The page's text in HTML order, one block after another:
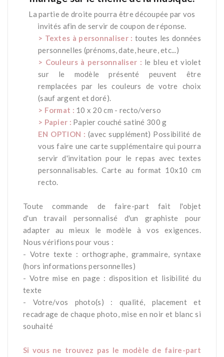
La partie de droite pourra être découpée par vos
invités afin de servir de coupon de réponse.
> Textes à personnaliser : toutes les données
personnelles (prénoms, date, heure, etc...)
> Couleurs à personnaliser : le bleu et violet
sur le modèle présenté peuvent être
remplacées par les couleurs de votre choix
(sauf argent et doré).
> Format : 10 x 20 cm - recto/verso
> Papier : Papier couché satiné 300 g
EN OPTION : (avec supplément) Possibilité de
vous faire une carte supplémentaire qui pourra
servir d'invitation pour le repas avec textes
personnalisables. Carte au format 10x10 cm
recto.
Toute commande de faire-part fait l'objet
d'un travail personnalisé d'un graphiste pour
adapter au mieux le modèle à vos exigences.
Nous vérifions pour vous :
- Votre texte : orthographe, grammaire, syntaxe
(hors informations personnelles)
- Votre mise en page : disposition et lisibilité du
texte
- Votre/vos photo(s) : qualité, placement et
recadrage de chaque photo, mise en noir et blanc si
souhaité
Si vous ne trouvez pas le modèle de faire-part